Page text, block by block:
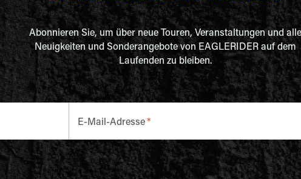
Abonnieren Sie, um über neue Touren, Veranstaltungen und alle
Neuigkeiten und Sonderangebote von EAGLERIDER auf dem
Laufenden zu bleiben.
E-Mail-Adresse *